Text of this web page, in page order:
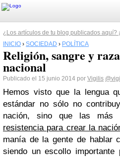
¿Los artículos de tu blog publicados aquí?
INICIO › SOCIEDAD › POLÍTICA
Religión, sangre y
nacional
Publicado el 15 junio 2014 por Vigilis
Hemos visto que la lengua
estándar no sólo no
nación, sino que las
resistencia para crear la
manía de la gente de hablar
siendo un escollo